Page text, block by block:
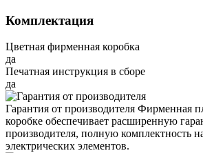
Комплектация
Цветная фирменная коробка
да
Печатная инструкция в сборе
да
Гарантия от производителя Фирменная
коробке обеспечивает расширенную
производителя, полную комплектность
электрических элементов.